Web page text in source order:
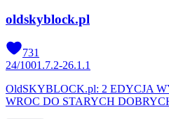
oldskyblock.pl
731
24/1001.7.2-26.1.1
OldSKYBLOCK.pl: 2 EDYCJA
WROC DO STARYCH